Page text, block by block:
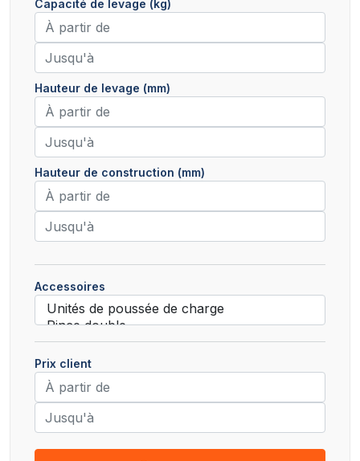
Capacité de levage (kg)
Hauteur de levage (mm)
Hauteur de construction (mm)
Accessoires
Prix client